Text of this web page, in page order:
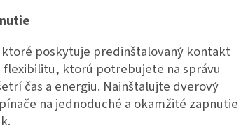
poskytuje predinštalovaný kontakt
flexibilitu, ktorú potrebujete na správu
čas a energiu. Nainštalujte dverový
na jednoduché a okamžité zapnutie